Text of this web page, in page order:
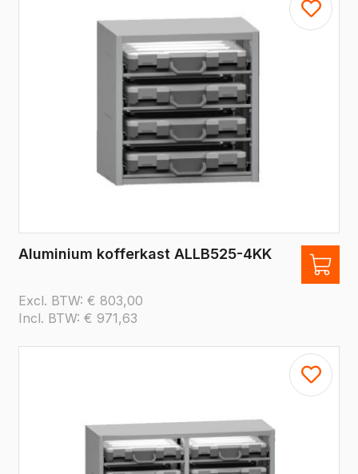
Aluminium kofferkast ALLB525-4KK
Excl. BTW: € 803,00
Incl. BTW: € 971,63